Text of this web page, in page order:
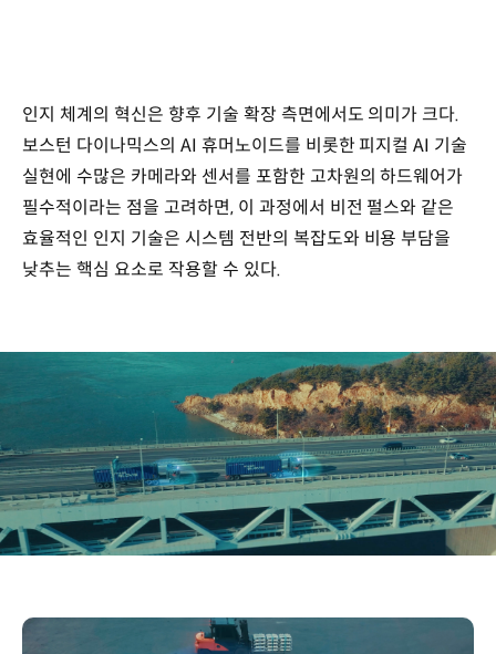
인지 체계의 혁신은 향후 기술 확장 측면에서도 의미가 크다.
보스턴 다이나믹스의 AI 휴머노이드를 비롯한 피지컬 AI 기술
실현에 수많은 카메라와 센서를 포함한 고차원의 하드웨어가
필수적이라는 점을 고려하면, 이 과정에서 비전 펄스와 같은
효율적인 인지 기술은 시스템 전반의 복잡도와 비용 부담을
낮추는 핵심 요소로 작용할 수 있다.